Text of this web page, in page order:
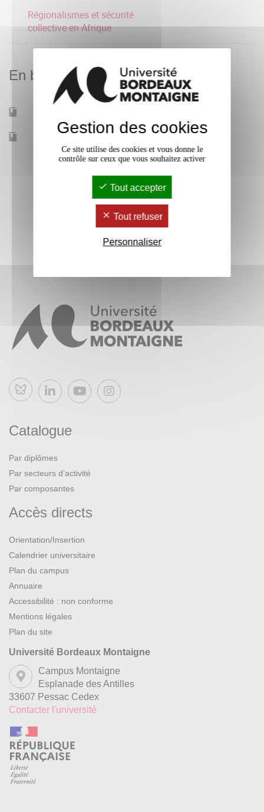
Régionalismes et sécurité
collective en Afrique
En bref
Bluesky
Catalogue
Par diplômes
Par secteurs d’activité
Par composantes
Accès directs
Orientation/Insertion
Calendrier universitaire
Plan du campus
Annuaire
Accessibilité : non conforme
Mentions légales
Plan du site
Université Bordeaux Montaigne
Campus Montaigne
Esplanade des Antilles
33607 Pessac Cedex
Contacter l'université
Gestion des cookies
Ce site utilise des cookies et vous donne le
contrôle sur ceux que vous souhaitez activer
Tout accepter
Tout refuser
Personnaliser